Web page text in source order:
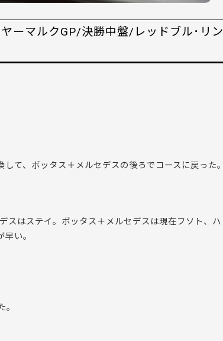
ーマルクGP/決勝中盤/レッドブル･リン
て、ボッタス＋メルセデスの後ろでコースに戻った。
スはステイ。ボッタス＋メルセデスは現在フソト、ハ
い。
。